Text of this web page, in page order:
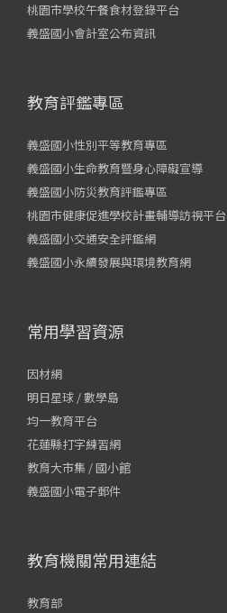
桃園市學校午餐食材登錄平台
義盛國小會計室公布資訊
教育評鑑專區
義盛國小性別平等教育專區
義盛國小生命教育暨身心障礙宣導
義盛國小防災教育評鑑專區
桃園市健康促進學校計畫輔導訪視平台
義盛國小交通安全評鑑網
義盛國小永續發展與環境教育網
常用學習資源
因材網
明日星球 / 數學島
均一教育平台
花蓮縣打字練習網
教育大市集 / 國小館
義盛國小電子郵件
教育機關常用連結
教育部